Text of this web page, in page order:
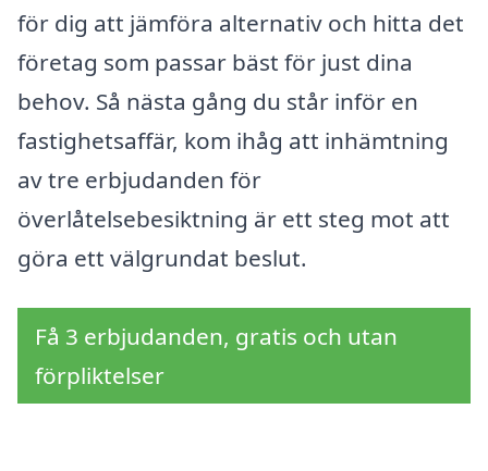
för dig att jämföra alternativ och hitta det
företag som passar bäst för just dina
behov. Så nästa gång du står inför en
fastighetsaffär, kom ihåg att inhämtning
av tre erbjudanden för
överlåtelsebesiktning är ett steg mot att
göra ett välgrundat beslut.
Få 3 erbjudanden, gratis och utan
förpliktelser